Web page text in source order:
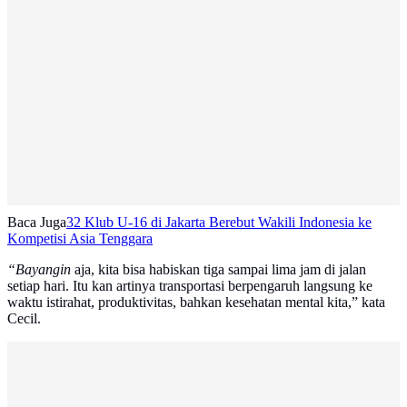
Baca Juga32 Klub U-16 di Jakarta Berebut Wakili Indonesia ke
Kompetisi Asia Tenggara
“Bayangin aja, kita bisa habiskan tiga sampai lima jam di jalan
setiap hari. Itu kan artinya transportasi berpengaruh langsung ke
waktu istirahat, produktivitas, bahkan kesehatan mental kita,” kata
Cecil.